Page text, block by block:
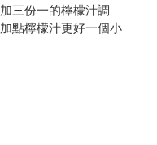
三份一的檸檬汁調
點檸檬汁更好一個小